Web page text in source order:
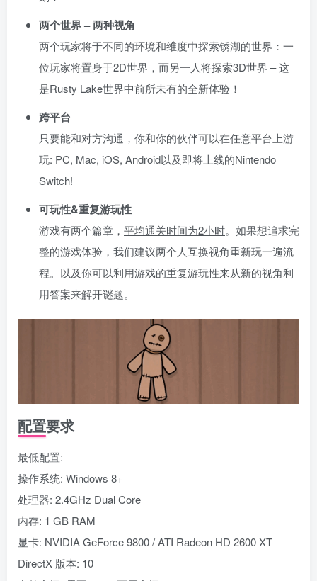
两个世界 – 两种视角
两个玩家将于不同的环境和维度中探索锈湖的世界：一
位玩家将置身于2D世界，而另一人将探索3D世界 – 这
是Rusty Lake世界中前所未有的全新体验！
跨平台
只要能和对方沟通，你和你的伙伴可以在任意平台上游
玩: PC, Mac, iOS, Android以及即将上线的Nintendo
Switch!
可玩性&重复游玩性
游戏有两个篇章， 平均通关时间为2小时。如果想追求完
整的游戏体验，我们建议两个人互换视角重新玩一遍流
程。以及你可以利用游戏的重复游玩性来从新的视角利
用答案来解开谜题。
配置要求
最低配置:
操作系统: Windows 8+
处理器: 2.4GHz Dual Core
内存: 1 GB RAM
显卡: NVIDIA GeForce 9800 / ATI Radeon HD 2600 XT
DirectX 版本: 10